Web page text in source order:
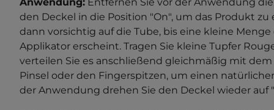
den Deckel in die Position "On", um das Produkt zu
dann vorsichtig auf die Tube, bis eine kleine
Applikator erscheint. Tragen Sie kleine Tupfer
verteilen Sie es anschließend gleichmäßig mit
Pinsel oder den Fingerspitzen, um einen
der Anwendung drehen Sie den Deckel wieder auf